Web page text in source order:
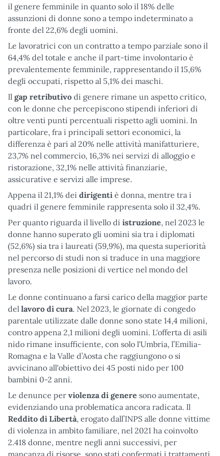
il genere femminile in quanto solo il 18% delle
assunzioni di donne sono a tempo indeterminato a
fronte del 22,6% degli uomini.
Le lavoratrici con un contratto a tempo parziale sono il
64,4% del totale e anche il part-time involontario è
prevalentemente femminile, rappresentando il 15,6%
degli occupati, rispetto al 5,1% dei maschi.
Il gap retributivo di genere rimane un aspetto critico,
con le donne che percepiscono stipendi inferiori di
oltre venti punti percentuali rispetto agli uomini. In
particolare, fra i principali settori economici, la
differenza è pari al 20% nelle attività manifatturiere,
23,7% nel commercio, 16,3% nei servizi di alloggio e
ristorazione, 32,1% nelle attività finanziarie,
assicurative e servizi alle imprese.
Appena il 21,1% dei dirigenti è donna, mentre tra i
quadri il genere femminile rappresenta solo il 32,4%.
Per quanto riguarda il livello di istruzione, nel 2023 le
donne hanno superato gli uomini sia tra i diplomati
(52,6%) sia tra i laureati (59,9%), ma questa superiorità
nel percorso di studi non si traduce in una maggiore
presenza nelle posizioni di vertice nel mondo del
lavoro.
Le donne continuano a farsi carico della maggior parte
del lavoro di cura. Nel 2023, le giornate di congedo
parentale utilizzate dalle donne sono state 14,4 milioni,
contro appena 2,1 milioni degli uomini. L'offerta di asili
nido rimane insufficiente, con solo l'Umbria, l’Emilia-
Romagna e la Valle d’Aosta che raggiungono o si
avvicinano all'obiettivo dei 45 posti nido per 100
bambini 0-2 anni.
Le denunce per violenza di genere sono aumentate,
evidenziando una problematica ancora radicata. Il
Reddito di Libertà, erogato dall’INPS alle donne vittime
di violenza in ambito familiare, nel 2021 ha coinvolto
2.418 donne, mentre negli anni successivi, per
mancanza di risorse, sono stati confermati i trattamenti